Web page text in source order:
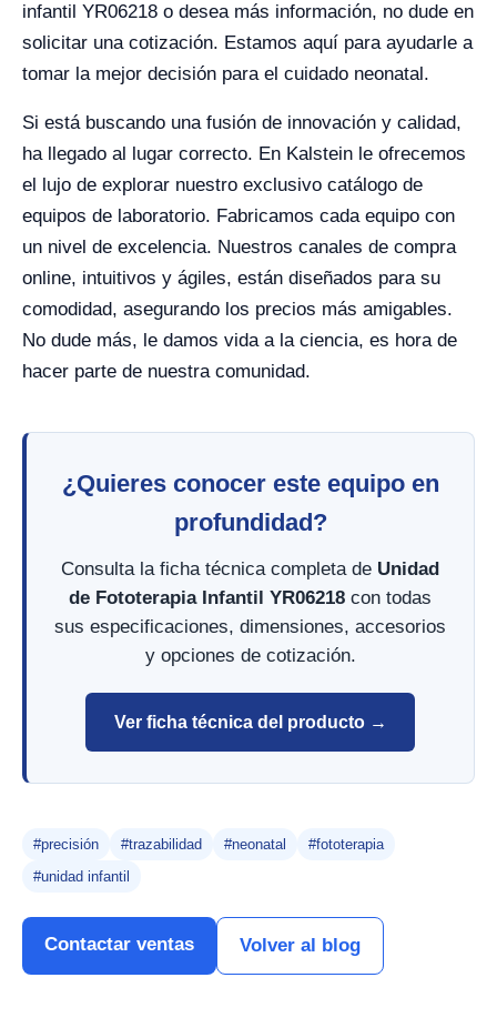
infantil YR06218 o desea más información, no dude en
solicitar una cotización. Estamos aquí para ayudarle a
tomar la mejor decisión para el cuidado neonatal.
Si está buscando una fusión de innovación y calidad,
ha llegado al lugar correcto. En Kalstein le ofrecemos
el lujo de explorar nuestro exclusivo catálogo de
equipos de laboratorio. Fabricamos cada equipo con
un nivel de excelencia. Nuestros canales de compra
online, intuitivos y ágiles, están diseñados para su
comodidad, asegurando los precios más amigables.
No dude más, le damos vida a la ciencia, es hora de
hacer parte de nuestra comunidad.
¿Quieres conocer este equipo en
profundidad?
Consulta la ficha técnica completa de Unidad
de Fototerapia Infantil YR06218 con todas
sus especificaciones, dimensiones, accesorios
y opciones de cotización.
Ver ficha técnica del producto →
#precisión #trazabilidad #neonatal
#fototerapia
#unidad infantil
Contactar ventas Volver al blog